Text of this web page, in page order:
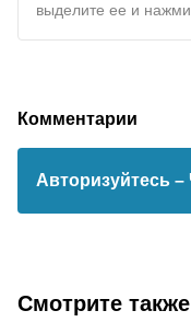
выделите ее и
Комментарии
Авторизуйтесь –
Смотрите также